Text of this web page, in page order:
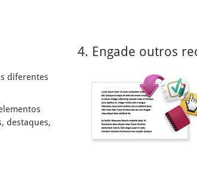
diferentes
destaques,
4. Engade outros